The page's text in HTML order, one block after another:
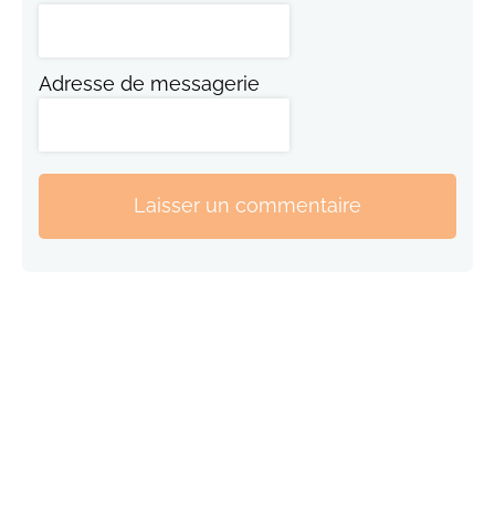
Adresse de messagerie
Laisser un commentaire